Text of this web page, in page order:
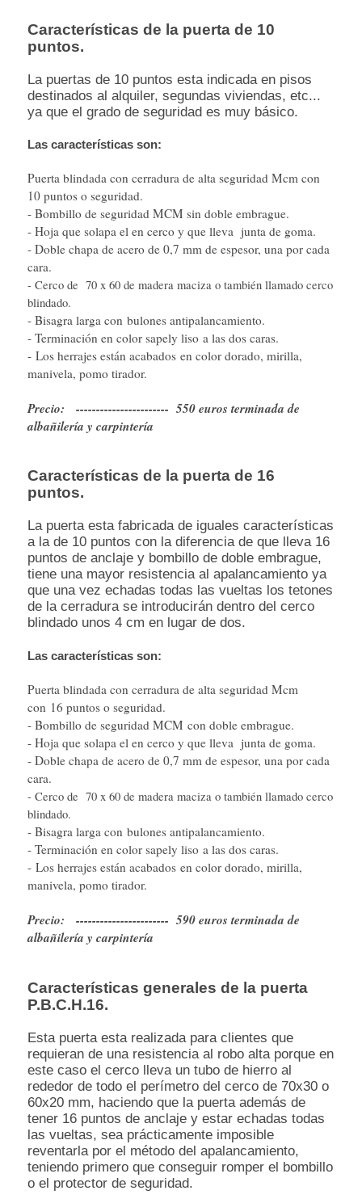
Características de la puerta de 10
puntos.
La puertas de 10 puntos esta indicada en pisos
destinados al alquiler, segundas viviendas, etc...
ya que el grado de seguridad es muy básico.
Las características son:
Puerta blindada con cerradura de alta seguridad Mcm con
10 puntos o seguridad.
- Bombillo de seguridad MCM sin doble embrague.
- Hoja que solapa el en cerco y que lleva junta de goma.
- Doble chapa de acero de 0,7 mm de espesor, una por cada
cara.
- Cerco de 70 x 60 de madera maciza o también llamado cerco
blindado.
- Bisagra larga con bulones antipalancamiento.
- Terminación en color sapely liso a las dos caras.
- Los herrajes están acabados en color dorado, mirilla,
manivela, pomo tirador.
Precio: ----------------------- 550 euros terminada de
albañilería y carpintería
Características de la puerta de 16
puntos.
La puerta esta fabricada de iguales características
a la de 10 puntos con la diferencia de que lleva 16
puntos de anclaje y bombillo de doble embrague,
tiene una mayor resistencia al apalancamiento ya
que una vez echadas todas las vueltas los tetones
de la cerradura se introducirán dentro del cerco
blindado unos 4 cm en lugar de dos.
Las características son:
Puerta blindada con cerradura de alta seguridad Mcm
con 16 puntos o seguridad.
- Bombillo de seguridad MCM con doble embrague.
- Hoja que solapa el en cerco y que lleva junta de goma.
- Doble chapa de acero de 0,7 mm de espesor, una por cada
cara.
- Cerco de 70 x 60 de madera maciza o también llamado cerco
blindado.
- Bisagra larga con bulones antipalancamiento.
- Terminación en color sapely liso a las dos caras.
- Los herrajes están acabados en color dorado, mirilla,
manivela, pomo tirador.
Precio: ----------------------- 590 euros terminada de
albañilería y carpintería
Características generales de la puerta
P.B.C.H.16.
Esta puerta esta realizada para clientes que
requieran de una resistencia al robo alta porque en
este caso el cerco lleva un tubo de hierro al
rededor de todo el perímetro del cerco de 70x30 o
60x20 mm, haciendo que la puerta además de
tener 16 puntos de anclaje y estar echadas todas
las vueltas, sea prácticamente imposible
reventarla por el método del apalancamiento,
teniendo primero que conseguir romper el bombillo
o el protector de seguridad.